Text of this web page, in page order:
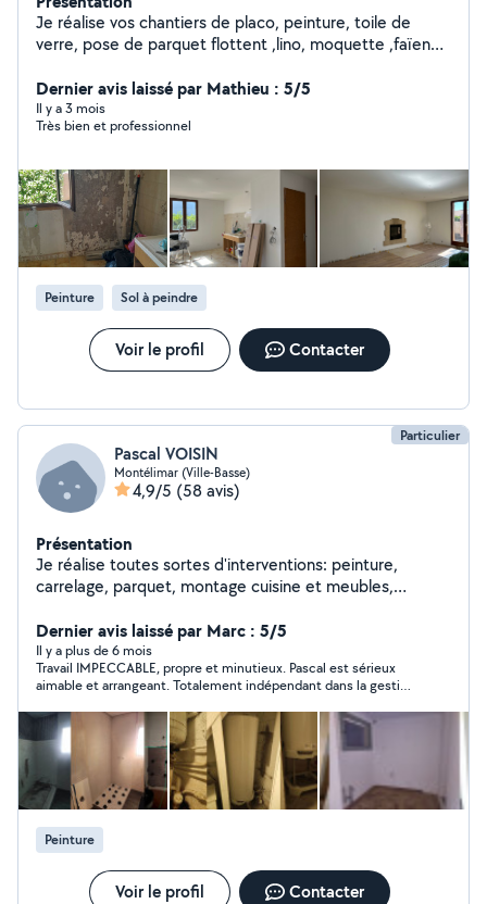
Je réalise vos chantiers de placo, peinture, toile de
verre, pose de parquet flottent ,lino, moquette ,faïence
Professionnel rigoureux ponctuel . suite a des chèques
refusé je vous enverrez un RIB des acceptations du
devis . cordialement entreprise pps cortial.
Dernier avis laissé par Mathieu : 5/5
Il y a 3 mois
Très bien et professionnel
Peinture Sol à peindre
Voir le profil Contacter
Particulier
Pascal VOISIN
Montélimar (Ville-Basse)
4,9/5 (58 avis)
Présentation
Je réalise toutes sortes d'interventions: peinture,
carrelage, parquet, montage cuisine et meubles,
Dernier avis laissé par Marc : 5/5
Il y a plus de 6 mois
Travail IMPECCABLE, propre et minutieux. Pascal est sérieux
aimable et arrangeant. Totalement indépendant dans la gestion
confiance, a l’écoute des besoins, avec un niveau de finition au
delà de l’attendu Je recommande a 500 % et suis sur que nous
referons de nouveau appel à lui. Mille merci
Peinture
Voir le profil Contacter